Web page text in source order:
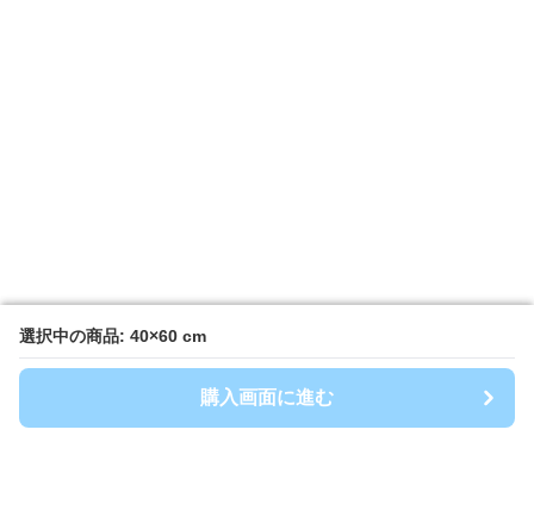
選択中の商品: 40×60 cm
購入画面に進む
選択中の商品: 40×60 cm
購入画面に進む